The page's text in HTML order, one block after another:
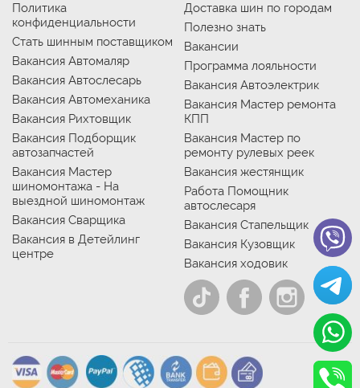
Политика
конфиденциальности
Стать шинным поставщиком
Вакансия Автомаляр
Вакансия Автослесарь
Вакансия Автомеханика
Вакансия Рихтовщик
Вакансия Подборщик
автозапчастей
Вакансия Мастер
шиномонтажа - На
выездной шиномонтаж
Вакансия Сварщика
Вакансия в Детейлинг
центре
Доставка шин по городам
Полезно знать
Вакансии
Программа лояльности
Вакансия Автоэлектрик
Вакансия Мастер ремонта
КПП
Вакансия Мастер по
ремонту рулевых реек
Вакансия жестянщик
Работа Помощник
автослесаря
Вакансия Стапельщик
Вакансия Кузовщик
Вакансия ходовик